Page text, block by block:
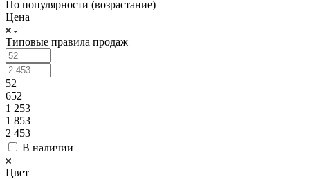
По популярности (возрастание)
Цена
Типовые правила продаж
52
652
1 253
1 853
2 453
В наличии
Цвет